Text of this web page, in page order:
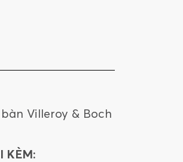
Villeroy & Boch
KÈM: